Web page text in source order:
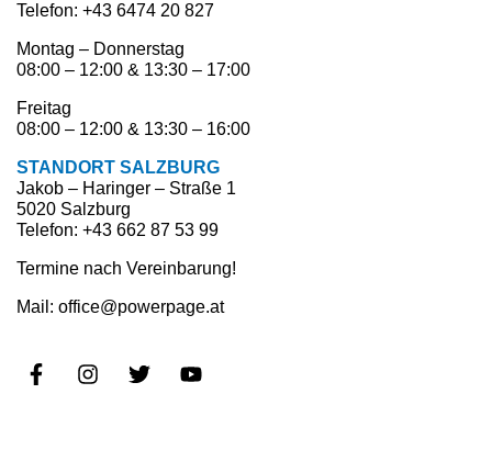
Telefon: +43 6474 20 827
Montag – Donnerstag
08:00 – 12:00 & 13:30 – 17:00
Freitag
08:00 – 12:00 & 13:30 – 16:00
STANDORT SALZBURG
Jakob – Haringer – Straße 1
5020 Salzburg
Telefon: +43 662 87 53 99
Termine nach Vereinbarung!
Mail: office@powerpage.at